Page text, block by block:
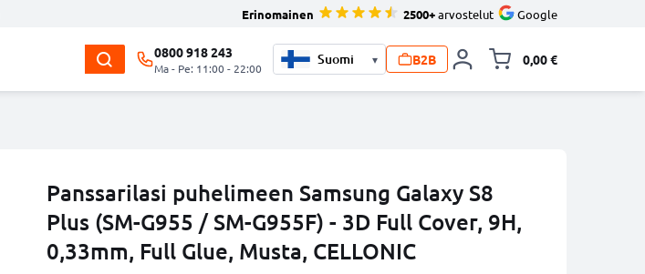
Erinomainen 2500+arvostelut Google
0800 918 243
Ma - Pe: 11:00 - 22:00
▾ B2B 0,00 €
Panssarilasi puhelimeen Samsung Galaxy S8
Plus (SM-G955 / SM-G955F) - 3D Full Cover, 9H,
0,33mm, Full Glue, Musta, CELLONIC